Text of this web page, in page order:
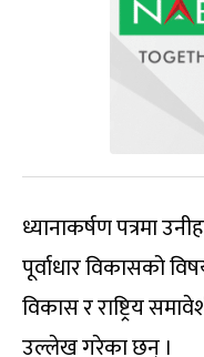
ध्यानाकर्षण पत्रमा
पूर्वाधार विकासको
विकास र राष्ट्रिय
उल्लेख गरेका छन् ।